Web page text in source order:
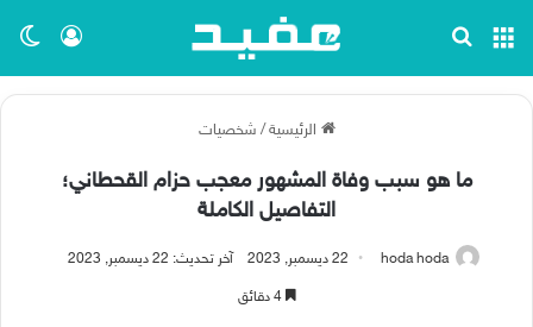
تسجيل القائمة
الرئيسية / شخصيات
ما هو سبب وفاة المشهور معجب حزام القحطاني؛
التفاصيل الكاملة
hoda hoda 22 ديسمبر, 2023 آخر تحديث: 22 ديسمبر, 2023
4 دقائق